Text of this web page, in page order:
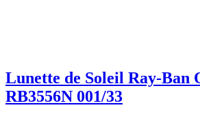
Lunette de Soleil Ray-Ban
RB3556N 001/33